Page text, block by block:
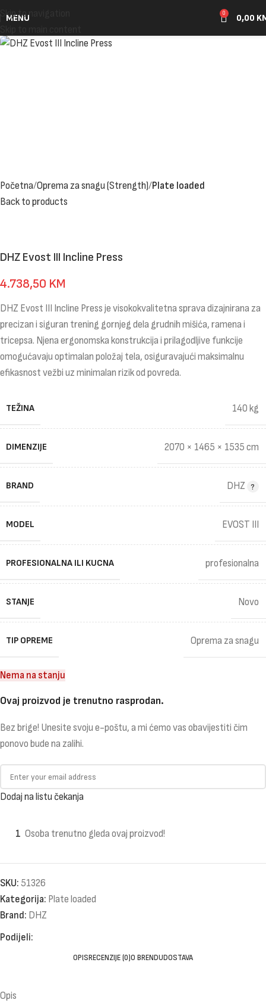
Skip to navigation
MENU 0 0,00
Početna Oprema za snagu (Strength) Plate loaded
Back to products
DHZ Evost III Incline Press
4.738,50 KM
DHZ Evost III Incline Press je visokokvalitetna sprava dizajnirana za
precizan i siguran trening gornjeg dela grudnih mišića, ramena i
tricepsa. Njena ergonomska konstrukcija i prilagodljive funkcije
omogućavaju optimalan položaj tela, osiguravajući maksimalnu
efikasnost vežbi uz minimalan rizik od povreda.
TEŽINA 140 kg
DIMENZIJE 2070 × 1465 × 1535 cm
BRAND DHZ
MODEL EVOST III
PROFESIONALNA ILI KUCNA profesionalna
STANJE Novo
TIP OPREME Oprema za snagu
Nema na stanju
Ovaj proizvod je trenutno rasprodan.
Bez brige! Unesite svoju e-poštu, a mi ćemo vas obavijestiti čim
ponovo bude na zalihi.
Dodaj na listu čekanja
1 Osoba trenutno gleda ovaj proizvod!
SKU: 51326
Kategorija: Plate loaded
Brand: DHZ
Podijeli:
OPISRECENZIJE (0)O BRENDUDOSTAVA
Opis